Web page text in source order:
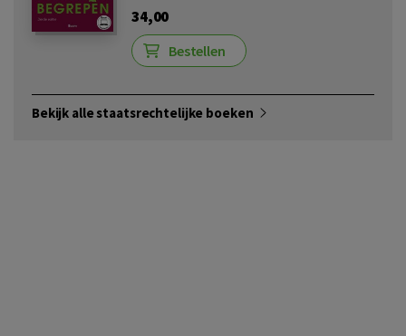
34,00
Bestellen
Bekijk alle staatsrechtelijke boeken